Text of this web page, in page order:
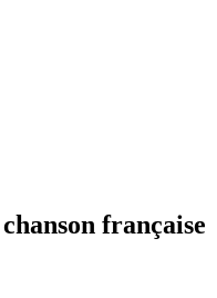
française